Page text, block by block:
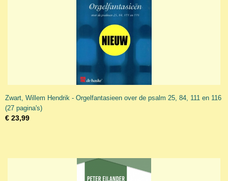
Zwart, Willem Hendrik - Orgelfantasieen over de psalm 25, 84, 111 en 116
(27 pagina's)
€ 23,99